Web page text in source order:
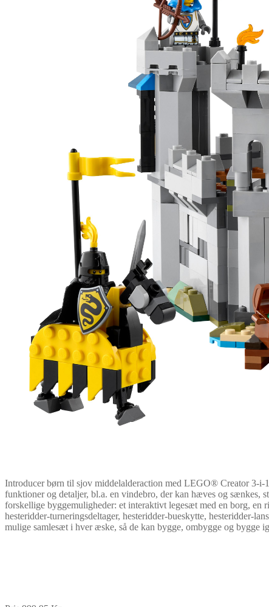
Introducer børn til sjov middelalderaction med LEGO® Creator 3-i-
funktioner og detaljer, bl.a. en vindebro, der kan hæves og sænkes,
forskellige byggemuligheder: et interaktivt legesæt med en borg,
hesteridder-turneringsdeltager, hesteridder-bueskytte, hesteridder-
mulige samlesæt i hver æske, så de kan bygge, ombygge og bygge